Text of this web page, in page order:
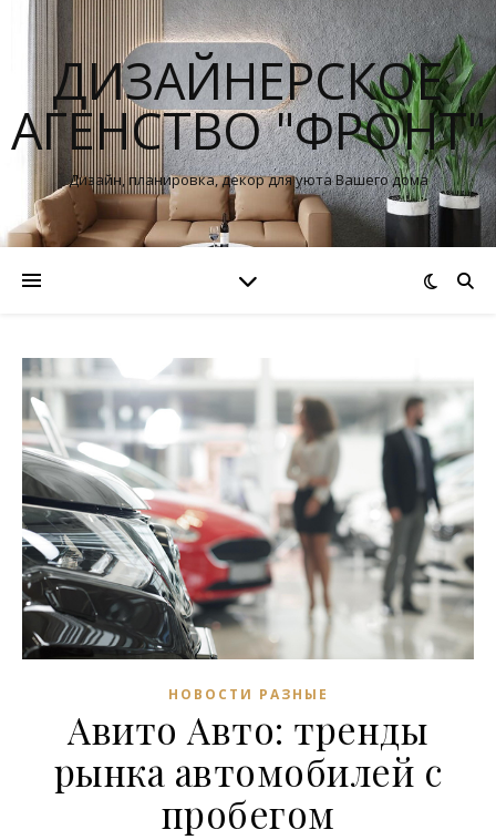
ДИЗАЙНЕРСКОЕ
АГЕНСТВО "ФРОНТ"
Дизайн, планировка, декор для уюта Вашего дома
НОВОСТИ РАЗНЫЕ
Авито Авто: тренды
рынка автомобилей с
пробегом